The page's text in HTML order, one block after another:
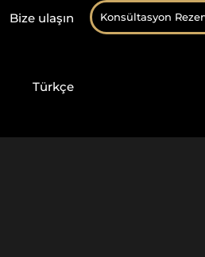
Bize ulaşın
Türkçe
Konsültasyon